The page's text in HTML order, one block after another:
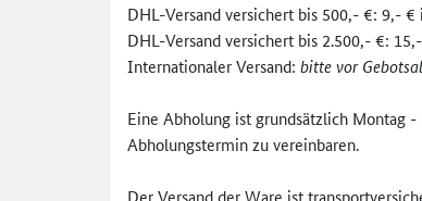
DHL-Versand versichert bis 500,- €: 9,- €
DHL-Versand versichert bis 2.500,- €:
Internationaler Versand: bitte vor
Eine Abholung ist grundsätzlich Montag
Abholungstermin zu vereinbaren.
Der Versand der Ware ist